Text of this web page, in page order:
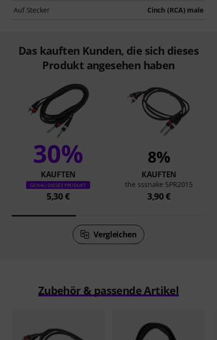
Auf Stecker Cinch (RCA) male
Das kauften Kunden, die sich dieses
Produkt angesehen haben
30%
KAUFTEN
GENAU DIESES PRODUKT
5,30 €
8%
KAUFTEN
the sssnake SPR2015
3,90 €
Vergleichen
Zubehör & passende Artikel